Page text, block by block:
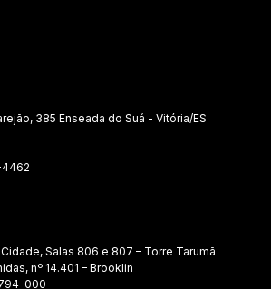
385 Enseada do Suá - Vitória/ES
Salas 806 e 807 – Torre Tarumã
nº 14.401 – Brooklin
000